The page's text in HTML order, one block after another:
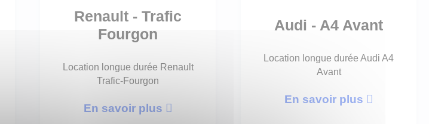
Renault - Trafic
Fourgon
Location longue durée Renault
Trafic-Fourgon
En savoir plus
Audi - A4 Avant
Location longue durée Audi A4
Avant
En savoir plus